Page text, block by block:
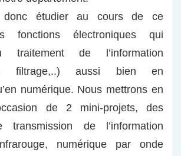
donc étudier au cours de ce
fonctions électroniques qui
traitement de l’information
filtrage,..) aussi bien en
numérique. Nous mettrons en
de 2 mini-projets, des
transmission de l’information
numérique par onde